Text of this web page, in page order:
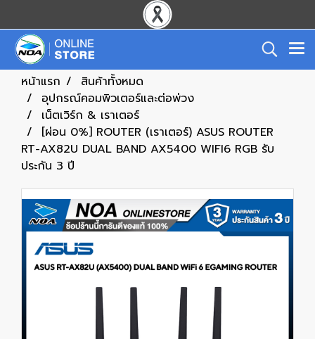
หน้าแรก
สินค้าทั้งหมด
อุปกรณ์คอมพิวเตอร์และต่อพ่วง
เน็ตเวิร์ก & เราเตอร์
[ผ่อน 0%] ROUTER (เราเตอร์) ASUS ROUTER
RT-AX82U DUAL BAND AX5400 WIFI6 RGB รับ
ประกัน 3 ปี